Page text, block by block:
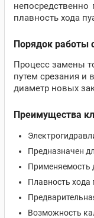
непосредственно
плавность хода
Порядок работы
Процесс замены
путем срезания и
диаметр новых
Преимущества
Предназначен
Применяемость
Плавность хода
Возможность